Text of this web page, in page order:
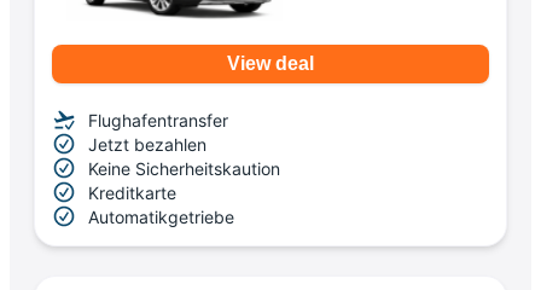
View deal
Flughafentransfer
Jetzt bezahlen
Keine Sicherheitskaution
Kreditkarte
Automatikgetriebe